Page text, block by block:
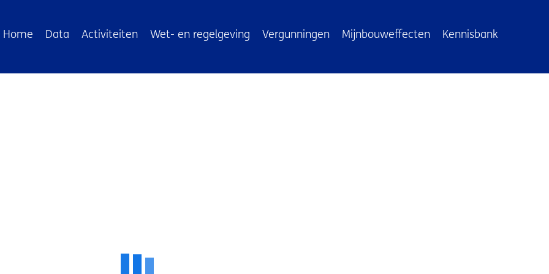
Home Data Activiteiten Wet- en regelgeving Vergunningen Mijnbouweffecten Kennisbank